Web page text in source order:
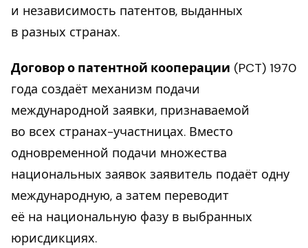
и независимость патентов, выданных
в разных странах.
Договор о патентной кооперации (PCT) 1970
года создаёт механизм подачи
международной заявки, признаваемой
во всех странах-участницах. Вместо
одновременной подачи множества
национальных заявок заявитель подаёт одну
международную, а затем переводит
её на национальную фазу в выбранных
юрисдикциях.